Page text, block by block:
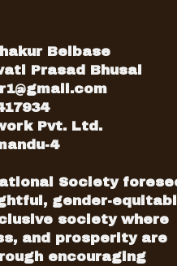
Belbase
Prasad Bhusal
Pvt. Ltd.
4
Society
gender-
society where
and prosperity are
encouraging